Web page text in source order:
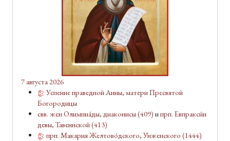
7 августа 2026
Успение праведной Анны, матери Пресвятой
Богородицы
свв. жен Олимпиа́ды, диаконисы(409) ипрп. Евпракси́и
девы, Тавеннской(413)
прп. Макария Желтово́дского, У́нженского (1444)